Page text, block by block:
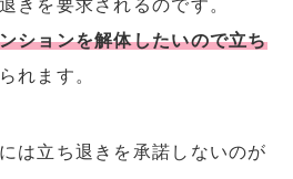
きを要求されるのです。
ションを解体したいので立ち
れます。
は立ち退きを承諾しないのが